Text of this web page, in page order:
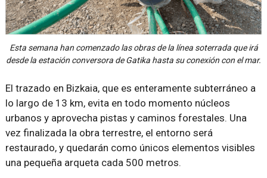
Esta semana han comenzado las obras de la línea soterrada que irá
desde la estación conversora de Gatika hasta su conexión con el mar.
El trazado en Bizkaia, que es enteramente subterráneo a
lo largo de 13 km, evita en todo momento núcleos
urbanos y aprovecha pistas y caminos forestales. Una
vez finalizada la obra terrestre, el entorno será
restaurado, y quedarán como únicos elementos visibles
una pequeña arqueta cada 500 metros.